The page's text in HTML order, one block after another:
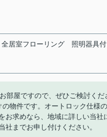
全居室フローリング 照明器具付
部屋ですので、ぜひご検討く
物件です。オートロック仕様
お求めなら、地域に詳しい当
社までお申し付けください。